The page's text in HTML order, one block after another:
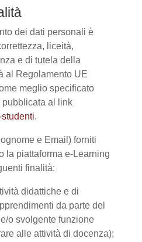
dei dati personali è
liceità,
e di tutela della
al Regolamento UE
meglio specificato
pubblicata al link
.
e Email) forniti
la piattaforma e-Learning
finalità:
didattiche e di
da parte del
o svolgente funzione
alle attività di docenza);